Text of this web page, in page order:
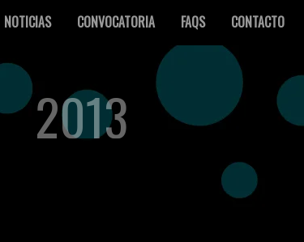
NOTICIAS CONVOCATORIA FAQS CONTACTO
2013